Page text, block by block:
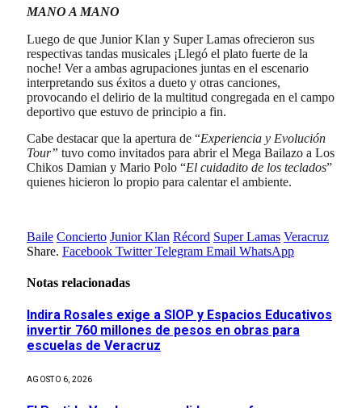
MANO A MANO
Luego de que Junior Klan y Super Lamas ofrecieron sus
respectivas tandas musicales ¡Llegó el plato fuerte de la
noche! Ver a ambas agrupaciones juntas en el escenario
interpretando sus éxitos a dueto y otras canciones,
provocando el delirio de la multitud congregada en el campo
deportivo que estuvo de principio a fin.
Cabe destacar que la apertura de “Experiencia y Evolución
Tour” tuvo como invitados para abrir el Mega Bailazo a Los
Chikos Damian y Mario Polo “El cuidadito de los teclados”
quienes hicieron lo propio para calentar el ambiente.
Baile Concierto Junior Klan Récord Super Lamas Veracruz
Share. Facebook Twitter Telegram Email WhatsApp
Notas relacionadas
Indira Rosales exige a SIOP y Espacios Educativos
invertir 760 millones de pesos en obras para
escuelas de Veracruz
AGOSTO 6, 2026